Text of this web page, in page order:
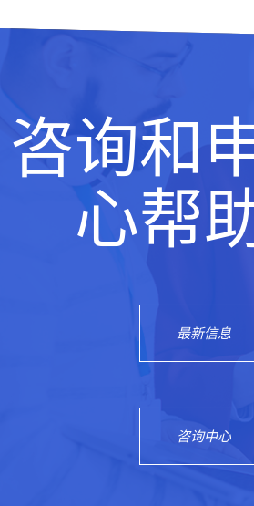
咨询和
心帮
最新信息
咨询中心